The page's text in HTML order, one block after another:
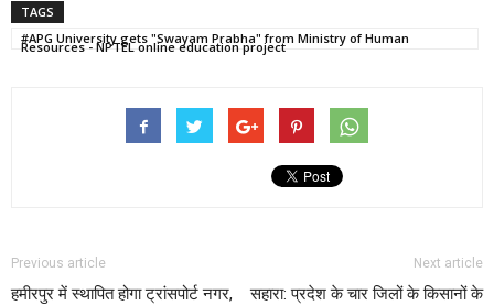
TAGS
#APG University gets "Swayam Prabha" from Ministry of Human
Resources - NPTEL online education project
Previous article
हमीरपुर में स्थापित होगा ट्रांसपोर्ट नगर,
Next article
सहारा: प्रदेश के चार जिलों के किसानों के